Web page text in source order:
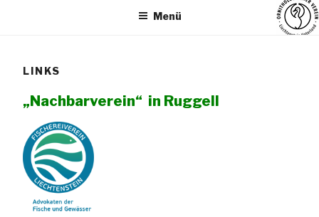
Menü
LINKS
„Nachbarverein“ in Ruggell